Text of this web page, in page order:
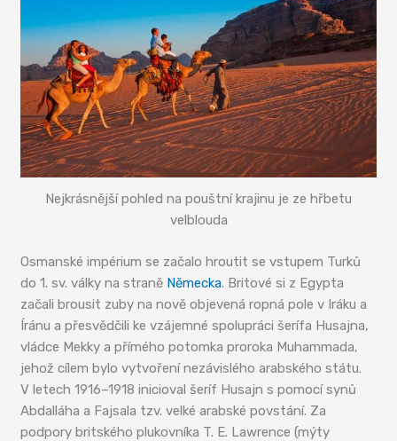
Nejkrásnější pohled na pouštní krajinu je ze hřbetu
velblouda
Osmanské impérium se začalo hroutit se vstupem Turků
do 1. sv. války na straně Německa. Britové si z Egypta
začali brousit zuby na nově objevená ropná pole v Iráku a
Íránu a přesvědčili ke vzájemné spolupráci šerífa Husajna,
vládce Mekky a přímého potomka proroka Muhammada,
jehož cílem bylo vytvoření nezávislého arabského státu.
V letech 1916–1918 inicioval šeríf Husajn s pomocí synů
Abdalláha a Fajsala tzv. velké arabské povstání. Za
podpory britského plukovníka T. E. Lawrence (mýty